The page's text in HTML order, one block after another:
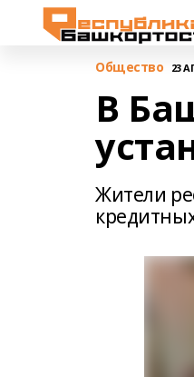
Общество 23
В
Жители